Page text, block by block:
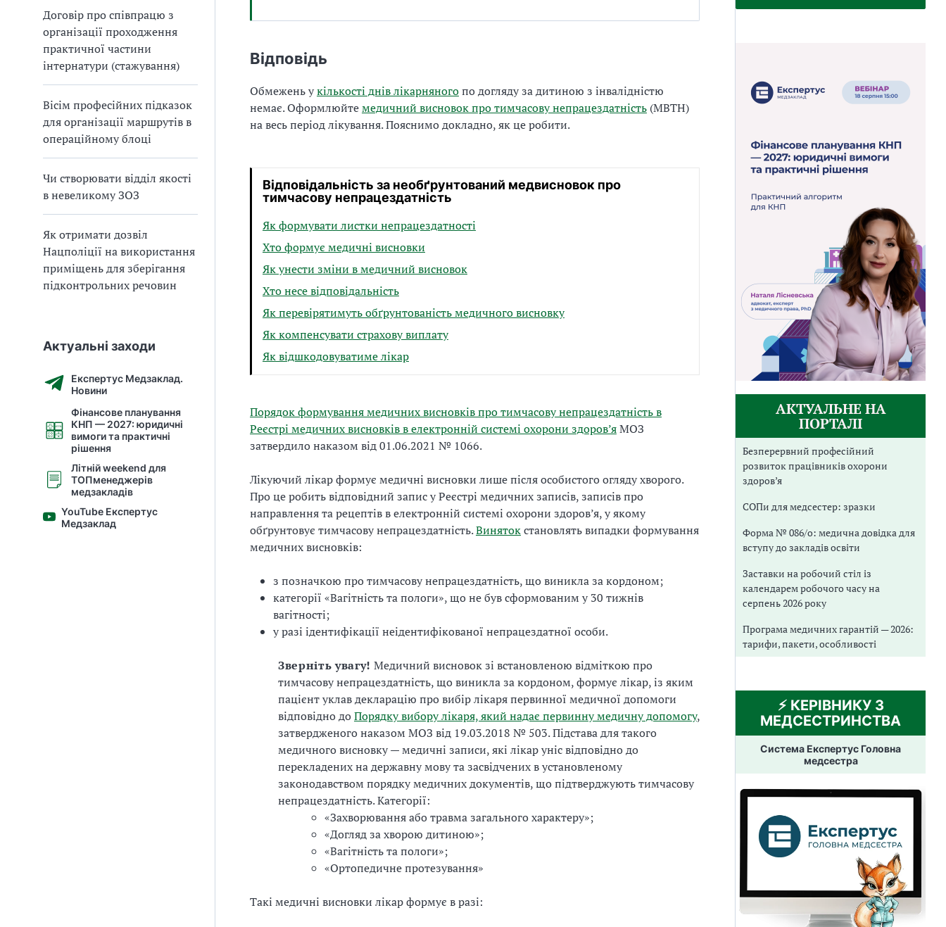
Договір про співпрацю з
організації проходження
практичної частини
інтернатури (стажування)
Вісім професійних підказок
для організації маршрутів в
операційному блоці
Чи створювати відділ якості
в невеликому ЗОЗ
Як отримати дозвіл
Нацполіції на використання
приміщень для зберігання
підконтрольних речовин
Актуальні заходи
Експертус Медзаклад.
Новини
Фінансове планування
КНП — 2027: юридичні
вимоги та практичні
рішення
Літній weekend для
ТОПменеджерів
медзакладів
YouTube Експертус
Медзаклад
Відповідь
Обмежень укількості днів лікарняногопо догляду за дитиною з інвалідністю
немає. Оформлюйтемедичний висновок про тимчасову непрацездатність (МВТН)
на весь період лікування. Пояснимо докладно, як це робити.
Відповідальність за необґрунтований медвисновок про
тимчасову непрацездатність
Як формувати листки непрацездатності
Хто формує медичні висновки
Як унести зміни в медичний висновок
Хто несе відповідальність
Як перевірятимуть обґрунтованість медичного висновку
Як компенсувати страхову виплату
Як відшкодовуватиме лікар
Порядок формування медичних висновків про тимчасову непрацездатність в
Реєстрі медичних висновків в електронній системі охорони здоров’яМОЗ
затвердило наказом від 01.06.2021 № 1066.
Лікуючий лікар формує медичні висновки лише після особистого огляду хворого.
Про це робить відповідний запис у Реєстрі медичних записів, записів про
направлення та рецептів в електронній системі охорони здоров’я, у якому
обґрунтовує тимчасову непрацездатність.Винятокстановлять випадки формування
медичних висновків:
з позначкою про тимчасову непрацездатність, що виникла за кордоном;
категорії «Вагітність та пологи», що не був сформованим у 30 тижнів
вагітності;
у разі ідентифікації неідентифікованої непрацездатної особи.
Зверніть увагу! Медичний висновок зі встановленою відміткою про
тимчасову непрацездатність, що виникла за кордоном, формує лікар, із яким
пацієнт уклав декларацію про вибір лікаря первинної медичної допомоги
відповідно доПорядку вибору лікаря, який надає первинну медичну допомогу,
затвердженого наказом МОЗ від 19.03.2018 № 503. Підстава для такого
медичного висновку — медичні записи, які лікар уніс відповідно до
перекладених на державну мову та засвідчених в установленому
законодавством порядку медичних документів, що підтверджують тимчасову
непрацездатність. Категорії:
«Захворювання або травма загального характеру»;
«Догляд за хворою дитиною»;
«Вагітність та пологи»;
«Ортопедичне протезування»
Такі медичні висновки лікар формує в разі:
АКТУАЛЬНЕ НА
ПОРТАЛІ
Безперервний професійний
розвиток працівників охорони
здоров’я
СОПи для медсестер: зразки
Форма № 086/о: медична довідка для
вступу до закладів освіти
Заставки на робочий стіл із
календарем робочого часу на
серпень 2026 року
Програма медичних гарантій — 2026:
тарифи, пакети, особливості
⚡️ КЕРІВНИКУ З
МЕДСЕСТРИНСТВА
Система Експертус Головна
медсестра